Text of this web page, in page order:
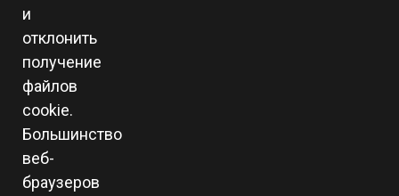
и
отклонить
получение
файлов
cookie.
Большинство
веб-
браузеров